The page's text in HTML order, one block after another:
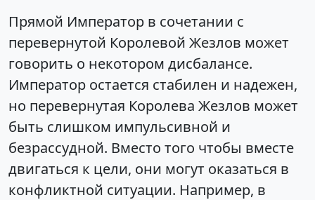
Прямой Император в сочетании с
перевернутой Королевой Жезлов может
говорить о некотором дисбалансе.
Император остается стабилен и надежен,
но перевернутая Королева Жезлов может
быть слишком импульсивной и
безрассудной. Вместо того чтобы вместе
двигаться к цели, они могут оказаться в
конфликтной ситуации. Например, в